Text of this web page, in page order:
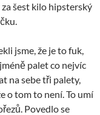
šest kilo hipsterský
jsme, že je to fuk,
palet co nejvíc
na sebe tři palety,
o tom to není. To umí
Povedlo se